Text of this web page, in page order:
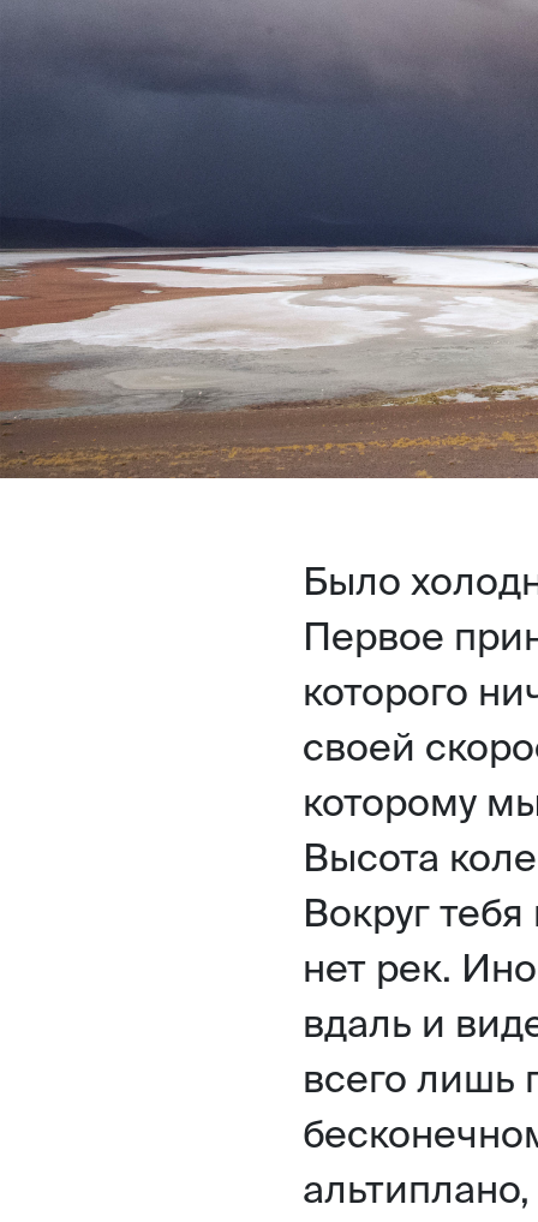
Было
Первое
которого
своей
которому
Высота
Вокруг
нет рек.
вдаль и
всего лишь